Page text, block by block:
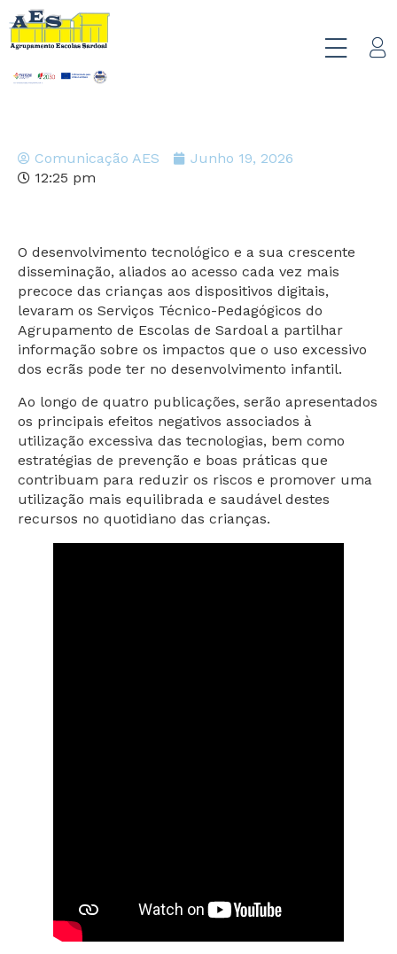
Comunicação AES
Junho 19, 2026
12:25 pm
O desenvolvimento tecnológico e a sua crescente
disseminação, aliados ao acesso cada vez mais
precoce das crianças aos dispositivos digitais,
levaram os Serviços Técnico-Pedagógicos do
Agrupamento de Escolas de Sardoal a partilhar
informação sobre os impactos que o uso excessivo
dos ecrãs pode ter no desenvolvimento infantil.
Ao longo de quatro publicações, serão apresentados
os principais efeitos negativos associados à
utilização excessiva das tecnologias, bem como
estratégias de prevenção e boas práticas que
contribuam para reduzir os riscos e promover uma
utilização mais equilibrada e saudável destes
recursos no quotidiano das crianças.